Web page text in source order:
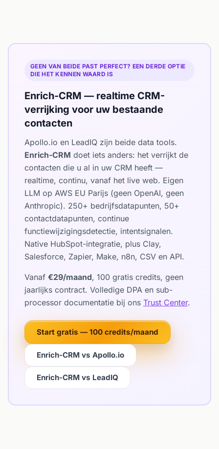
GEEN VAN BEIDE PAST PERFECT? EEN DERDE OPTIE
DIE HET KENNEN WAARD IS
Enrich-CRM — realtime CRM-
verrijking voor uw bestaande
contacten
Apollo.io en LeadIQ zijn beide data tools.
Enrich-CRM doet iets anders: het verrijkt de
contacten die u al in uw CRM heeft —
realtime, continu, vanaf het live web. Eigen
LLM op AWS EU Parijs (geen OpenAI, geen
Anthropic). 250+ bedrijfsdatapunten, 50+
contactdatapunten, continue
functiewijzigingsdetectie, intentsignalen.
Native HubSpot-integratie, plus Clay,
Salesforce, Zapier, Make, n8n, CSV en API.
Vanaf €29/maand, 100 gratis credits, geen
jaarlijks contract. Volledige DPA en sub-
processor documentatie bij ons Trust Center.
Start gratis — 100 credits/maand
Enrich-CRM vs Apollo.io
Enrich-CRM vs LeadIQ